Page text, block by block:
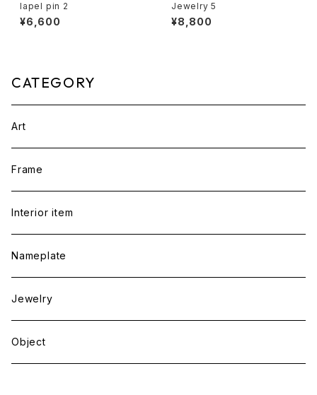
lapel pin 2
¥6,600
Jewelry 5
¥8,800
CATEGORY
Art
Frame
Interior item
Nameplate
Jewelry
Object